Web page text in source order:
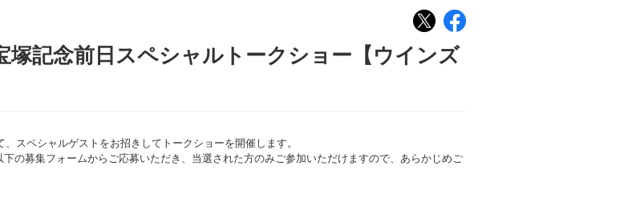
塚記念前日スペシャルトークショー【ウインズ
スペシャルゲストをお招きしてトークショーを開催します。
の募集フォームからご応募いただき、当選された方のみご参加いただけますので、あらかじめご